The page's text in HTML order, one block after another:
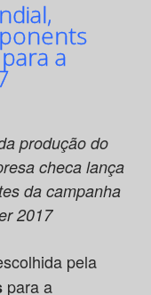
a
produção do
checa lança
da campanha
2017
pela
para a